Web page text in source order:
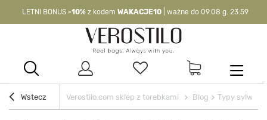
LETNI BONUS -10% z kodem WAKACJE10 | ważne do 09.08 g. 23:59
WAKACJE10| nie dotyczy produktów z flagą OKAZJA >
Wstecz Verostilo.com sklep z torebkami Blog Typy